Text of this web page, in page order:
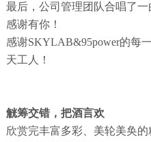
最后，公司管理团队合唱了一
感谢有你！
感谢SKYLAB&95power的每
天工人！
觥筹交错，把酒言欢
欣赏完丰富多彩、美轮美奂